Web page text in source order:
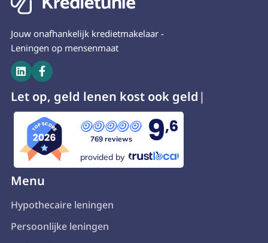
Jouw onafhankelijk kredietmakelaar -
Leningen op mensenmaat
 
Let op, geld lenen kost
769 reviews 9,6
provided by
Menu
Hypothecaire leningen
Persoonlijke leningen